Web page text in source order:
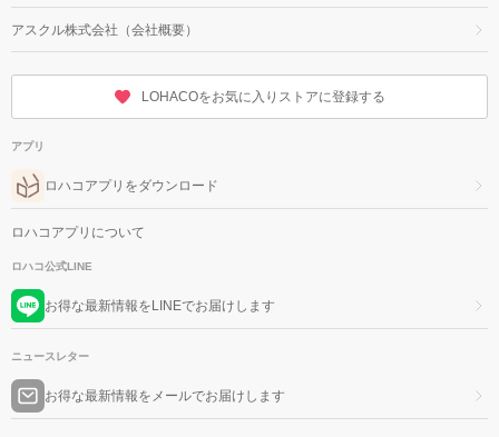
アスクル株式会社（会社概要）
LOHACOをお気に入りストアに登録する
アプリ
ロハコアプリをダウンロード
ロハコアプリについて
ロハコ公式LINE
お得な最新情報をLINEでお届けします
ニュースレター
お得な最新情報をメールでお届けします